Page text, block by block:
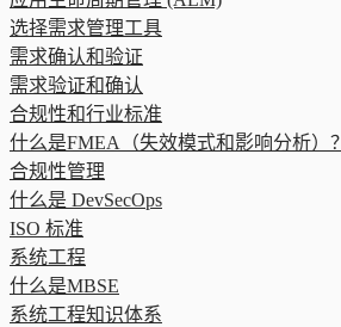
选择需求管理工具
需求确认和验证
需求验证和确认
合规性和行业标准
什么是FMEA（失效模式和影响分析）？
合规性管理
什么是 DevSecOps
ISO 标准
系统工程
什么是MBSE
系统工程知识体系